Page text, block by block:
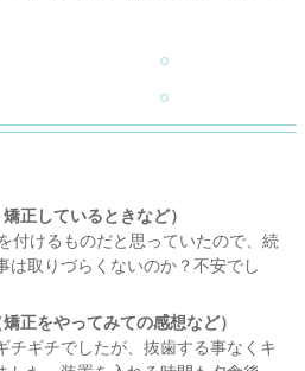
正しているときなど）
付けるものだと思っていたので、続
は取りづらくないのか？不安でし
正をやってみての感想など）
チギチでしたが、抜歯する事なくキ